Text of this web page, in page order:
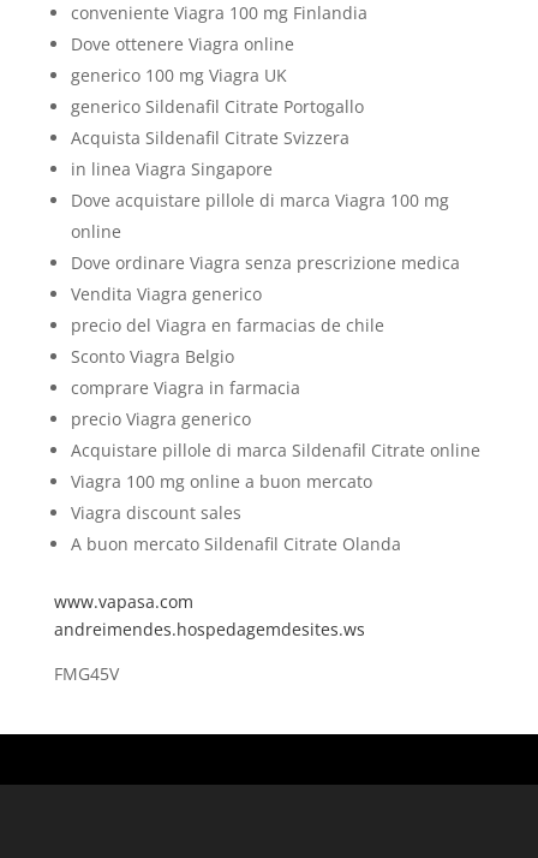
conveniente Viagra 100 mg Finlandia
Dove ottenere Viagra online
generico 100 mg Viagra UK
generico Sildenafil Citrate Portogallo
Acquista Sildenafil Citrate Svizzera
in linea Viagra Singapore
Dove acquistare pillole di marca Viagra 100 mg
online
Dove ordinare Viagra senza prescrizione medica
Vendita Viagra generico
precio del Viagra en farmacias de chile
Sconto Viagra Belgio
comprare Viagra in farmacia
precio Viagra generico
Acquistare pillole di marca Sildenafil Citrate online
Viagra 100 mg online a buon mercato
Viagra discount sales
A buon mercato Sildenafil Citrate Olanda
www.vapasa.com
andreimendes.hospedagemdesites.ws
FMG45V